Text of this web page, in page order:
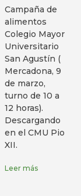
Campaña de
alimentos
Colegio Mayor
Universitario
San Agustín (
Mercadona, 9
de marzo,
turno de 10 a
12 horas).
Descargando
en el CMU Pio
XII.
Leer más